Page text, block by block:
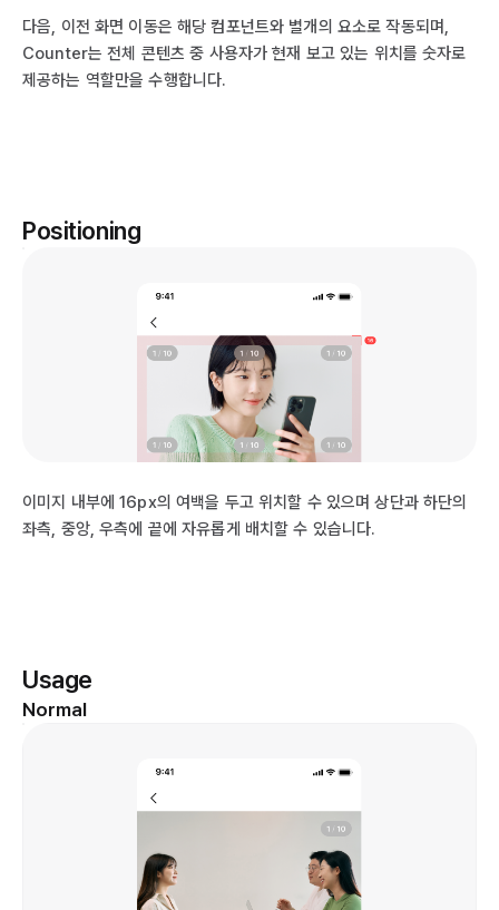
다음, 이전 화면 이동은 해당 컴포넌트와 별개의 요소로 작동되며,
Counter는 전체 콘텐츠 중 사용자가 현재 보고 있는 위치를 숫자로
제공하는 역할만을 수행합니다.
Positioning
이미지 내부에 16px의 여백을 두고 위치할 수 있으며 상단과 하단의
좌측, 중앙, 우측에 끝에 자유롭게 배치할 수 있습니다.
Usage
Normal